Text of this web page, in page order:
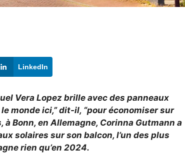
LinkedIn
Vera Lopez brille avec des panneaux
monde ici,” dit-il, “pour économiser sur
Bonn, en Allemagne, Corinna Gutmann a
solaires sur son balcon, l’un des plus
rien qu’en 2024.